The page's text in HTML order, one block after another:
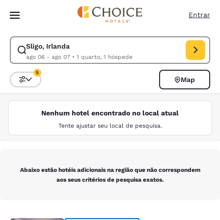
Pular Para Conteúdo Principal
Entrar
Sligo, Irlanda
ago 06 - ago 07• 1 quarto, 1 hóspede
Modificar pesquisa para Sligo, Irlanda. Data de check-in ago 06, data
Classificar e filtrar
5
Map
Nenhum hotel encontrado no local atual
Tente ajustar seu local de pesquisa.
Abaixo estão hotéis adicionais na região que não correspondem
aos seus critérios de pesquisa exatos.